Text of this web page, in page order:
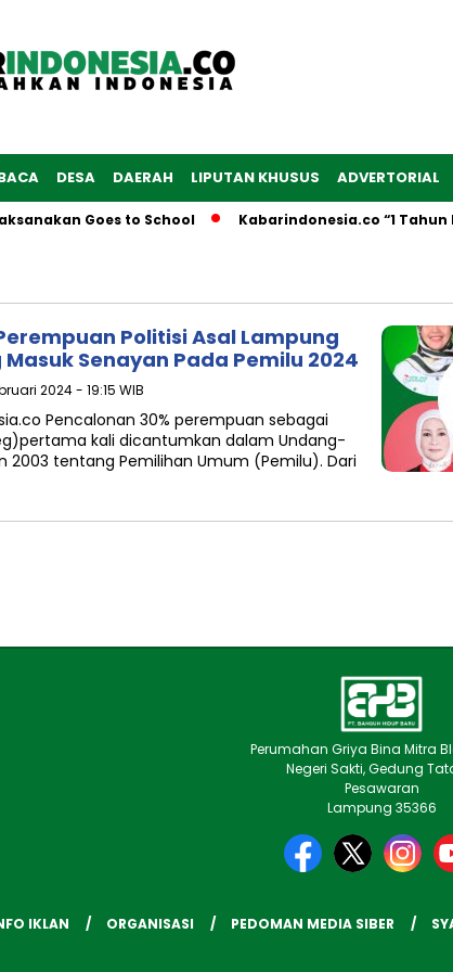
DESA DAERAH LIPUTAN KHUSUS ADVERTORIAL
Goes to School Kabarindonesia.co “1 Tahun
Politisi Asal Lampung
Senayan Pada Pemilu 2024
2024 - 19:15 WIB
Pencalonan 30% perempuan sebagai
kali dicantumkan dalam Undang-
2003 tentang Pemilihan Umum (Pemilu). Dari
Perumahan Griya Bina Mitra
Negeri Sakti, Gedung
Pesawaran
Lampung 35366
IKLAN ORGANISASI PEDOMAN MEDIA SIBER